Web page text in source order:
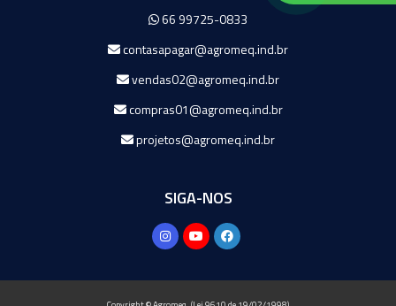
66 99725-0833
contasapagar@agromeq.ind.br
vendas02@agromeq.ind.br
compras01@agromeq.ind.br
projetos@agromeq.ind.br
SIGA-NOS